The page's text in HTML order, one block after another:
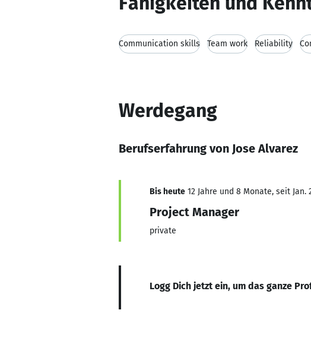
Communication skills Team work Reliability
Werdegang
Berufserfahrung von Jose Alvarez
Bis heute 12 Jahre und 8 Monate, seit Jan.
Project Manager
private
Logg Dich jetzt ein, um das ganze